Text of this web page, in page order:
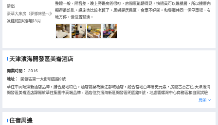
情侶
豪華大床房（夢鄉床墊+小
冰箱+超大浴缸）
入住於2026年03月
整體一般，隔音差，晚上旁邊房間很吵，房間裏能聽得見。快遞員可以進樓層，所以樓層內
顯得很雜亂。設施也比較老舊了。周邊是居民區，會車不好開。和餐廳共同一個停車場，有
地方停，但位置緊湊。
天津濱海開發區美崙酒店
開業時間： 2016
地址：
開發區第一大街明園路9號
華住中高端煥新酒店品牌，勝合屬地特色，酒店前身為錦江都城酒店，融合當地百年曆史元素，房間古香古色.天津濱海
開發區美崙酒店隸屬於華住集團中高端品牌，酒店位於濱海新區開發區明園路9號，地處響螺灣中心商務區和自貿試驗
區核心位置，酒店距離塘沽地鐵站、泰達地鐵站、僅5分鐘車程，市民廣場地鐵站、濱海高鐵站駕車約10分鐘左右的時
間，酒店配有中西式自助早餐廳，24小時健身房，自助洗衣房，會議室、等配套設施，是您商務、休閒，旅遊度假理想
展開
住宿周邊